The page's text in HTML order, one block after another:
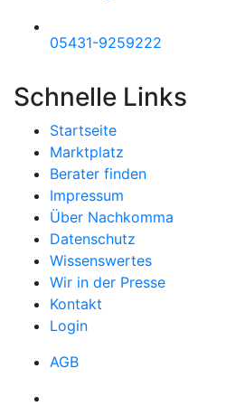
05431-9259222
Schnelle Links
Startseite
Marktplatz
Berater finden
Impressum
Über Nachkomma
Datenschutz
Wissenswertes
Wir in der Presse
Kontakt
Login
AGB